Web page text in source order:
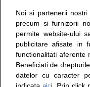
Noi si partenerii
precum si furnizorii
permite website-ului
publicitare afisate in
functionalitati aferente
Beneficiati de
datelor cu caracter